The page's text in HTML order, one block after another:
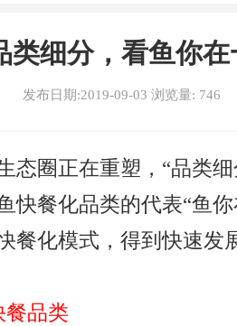
类细分，看鱼你
发布日期:2019-09-03 浏览量: 746
态圈正在重塑，“品类
快餐化品类的代表“鱼
餐化模式，得到快速发
餐品类